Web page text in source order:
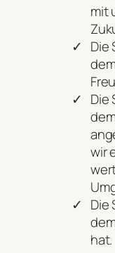
mit
Die
Die
wir
Die
hat.